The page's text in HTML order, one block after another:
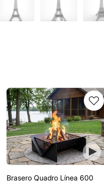
Brasero Quadro Línea 600